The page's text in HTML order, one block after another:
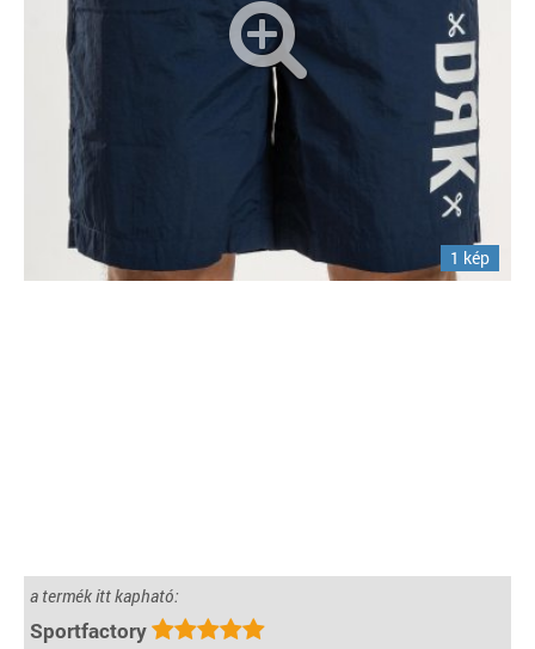
1 kép
a termék itt kapható:
Sportfactory